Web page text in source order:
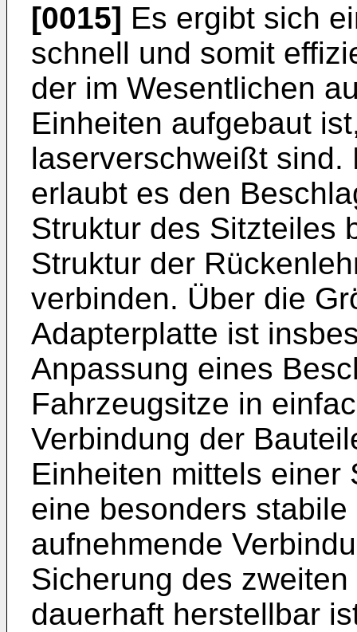
[0015] Es ergibt sich
schnell und somit
der im Wesentlichen
Einheiten aufgebaut
laserverschweißt sind.
erlaubt es den
Struktur des Sitzteiles
Struktur der
verbinden. Über die
Adapterplatte ist
Anpassung eines
Fahrzeugsitze in
Verbindung der
Einheiten mittels
eine besonders
aufnehmende
Sicherung des
dauerhaft herstellbar